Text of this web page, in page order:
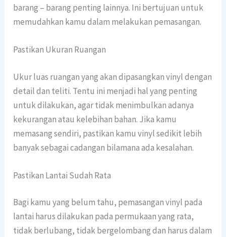
barang – barang penting lainnya. Ini bertujuan untuk
memudahkan kamu dalam melakukan pemasangan.
Pastikan Ukuran Ruangan
Ukur luas ruangan yang akan dipasangkan vinyl dengan
detail dan teliti. Tentu ini menjadi hal yang penting
untuk dilakukan, agar tidak menimbulkan adanya
kekurangan atau kelebihan bahan. Jika kamu
memasang sendiri, pastikan kamu vinyl sedikit lebih
banyak sebagai cadangan bilamana ada kesalahan.
Pastikan Lantai Sudah Rata
Bagi kamu yang belum tahu, pemasangan vinyl pada
lantai harus dilakukan pada permukaan yang rata,
tidak berlubang, tidak bergelombang dan harus dalam